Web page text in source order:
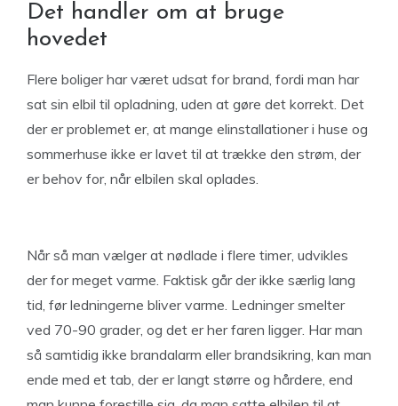
Det handler om at bruge
hovedet
Flere boliger har været udsat for brand, fordi man har
sat sin elbil til opladning, uden at gøre det korrekt. Det
der er problemet er, at mange elinstallationer i huse og
sommerhuse ikke er lavet til at trække den strøm, der
er behov for, når elbilen skal oplades.
Når så man vælger at nødlade i flere timer, udvikles
der for meget varme. Faktisk går der ikke særlig lang
tid, før ledningerne bliver varme. Ledninger smelter
ved 70-90 grader, og det er her faren ligger. Har man
så samtidig ikke brandalarm eller brandsikring, kan man
ende med et tab, der er langt større og hårdere, end